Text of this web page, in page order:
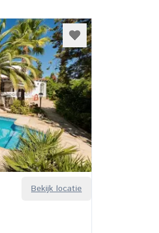
Bekijk locatie